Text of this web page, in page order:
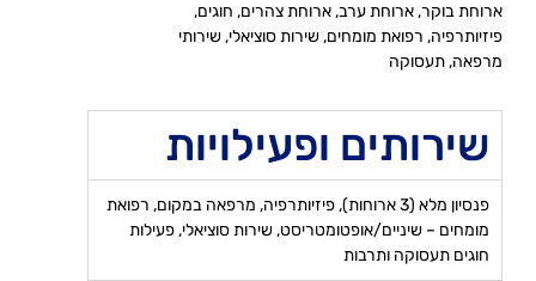
ארוחת בוקר, ארוחת ערב, ארוחת צהרים, חוגים,
פיזיותרפיה, רפואת מומחים, שירות סוציאלי, שירותי
מרפאה, תעסוקה
שירותים ופעילויות
פנסיון מלא (3 ארוחות), פיזיותרפיה, מרפאה במקום, רפואת
מומחים – שיניים/אופטומטריסט, שירות סוציאלי, פעילות
חוגים תעסוקה ותרבות